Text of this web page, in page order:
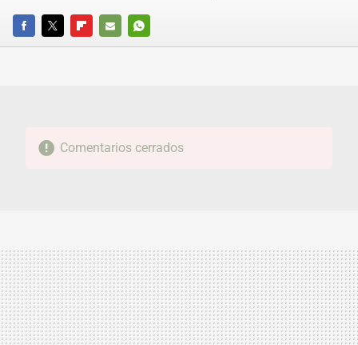
FACEBOOKTWITTERFLIPBOARD
E-
WHATSAPP
Comentarios cerrados